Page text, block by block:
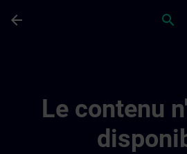
arrow_back search
Le contenu